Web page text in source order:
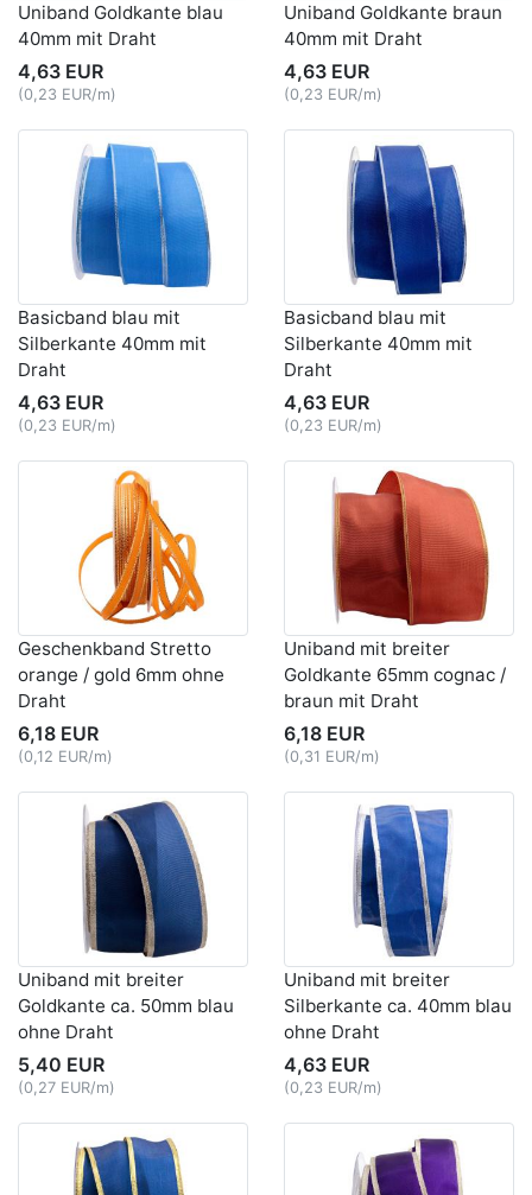
Uniband Goldkante blau
40mm mit Draht
4,63 EUR
(0,23 EUR/m)
Uniband Goldkante braun
40mm mit Draht
4,63 EUR
(0,23 EUR/m)
Basicband blau mit
Silberkante 40mm mit
Draht
4,63 EUR
(0,23 EUR/m)
Basicband blau mit
Silberkante 40mm mit
Draht
4,63 EUR
(0,23 EUR/m)
Geschenkband Stretto
orange / gold 6mm ohne
Draht
6,18 EUR
(0,12 EUR/m)
Uniband mit breiter
Goldkante 65mm cognac /
braun mit Draht
6,18 EUR
(0,31 EUR/m)
Uniband mit breiter
Goldkante ca. 50mm blau
ohne Draht
5,40 EUR
(0,27 EUR/m)
Uniband mit breiter
Silberkante ca. 40mm blau
ohne Draht
4,63 EUR
(0,23 EUR/m)